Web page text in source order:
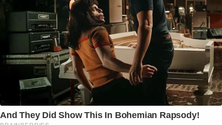
And They Did Show This In Bohemian Rapsody!